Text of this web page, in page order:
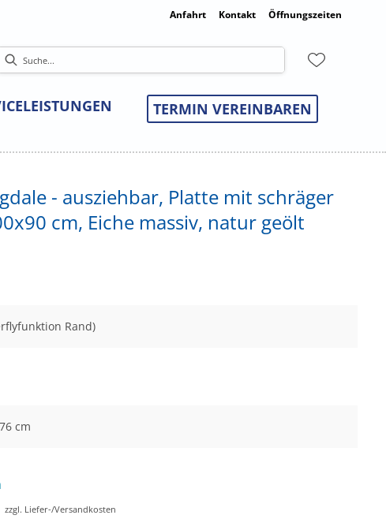
Anfahrt Kontakt Öffnungszeiten
TERMIN VEREINBAREN
- ausziehbar, Platte mit schräger
cm, Eiche massiv, natur geölt
Rand)
cm
zzgl. Liefer-/Versandkosten